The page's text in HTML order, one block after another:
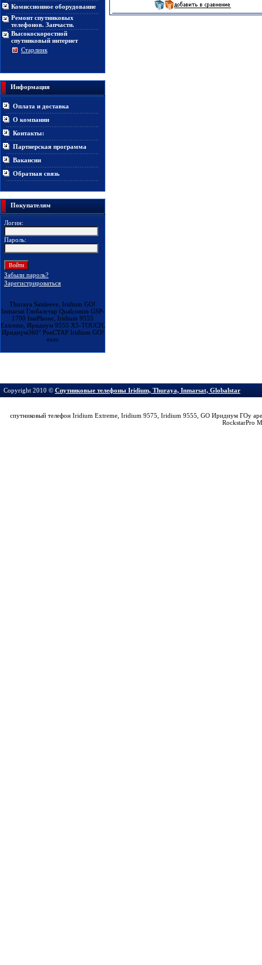
Комиссионное оборудование
Ремонт спутниковых
телефонов. Запчасти.
Высокоскоростной
спутниковый интернет
Старлинк
Информация
Оплата и доставка
О компании
Контакты:
Партнерская программа
Вакансии
Обратная связь
Покупателям
Логин:
Пароль:
Забыли пароль?
Зарегистрироваться
Thuraya Satsleeve, Iridium GO!
Inmarsat Глобалстар Qualcomm GSP-
1700 IsatPhone, Iridium 9555
Extreme, Иридиум 9555 X5-TOUCH,
Иридиум360° РокСТАР Iridium GO!
exec
Copyright 2010 © Cпутниковые телефоны Iridium, Thuraya, Inmarsat, Globalstar
спутниковый телефон Iridium Extreme, Iridium 9575, Iridium 9555, GO Иридиум ГОу
RockstarPro